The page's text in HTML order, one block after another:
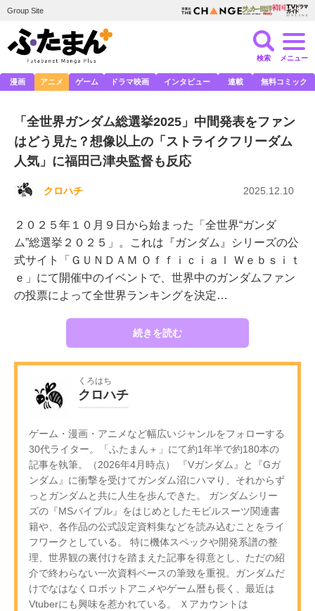
Group Site
検索 メニュー
漫画 アニメ ゲーム ドラマ映画 インタビュー 連載 無料コミック
「全世界ガンダム総選挙2025」中間発表をファン
はどう見た？想像以上の「ストライクフリーダム
人気」に福田己津央監督も反応
クロハチ 2025.12.10
２０２５年１０月９日から始まった「全世界“ガンダ
ム”総選挙２０２５」。これは『ガンダム』シリーズの公
式サイト「ＧＵＮＤＡＭ Ｏｆｆｉｃｉａｌ Ｗｅｂｓｉｔ
ｅ」にて開催中のイベントで、世界中のガンダムファン
の投票によって全世界ランキングを決定…
続きを読む
くろはち
クロハチ
ゲーム・漫画・アニメなど幅広いジャンルをフォローする
30代ライター。「ふたまん＋」にて約1年半で約180本の
記事を執筆。（2026年4月時点） 『Vガンダム』と『Gガ
ンダム』に衝撃を受けてガンダム沼にハマり、それからず
っとガンダムと共に人生を歩んできた。 ガンダムシリー
ズの『MSバイブル』をはじめとしたモビルスーツ関連書
籍や、各作品の公式設定資料集などを読み込むことをライ
フワークとしている。 特に機体スペックや開発系譜の整
理、世界観の裏付けを踏まえた記事を得意とし、ただの紹
介で終わらない一次資料ベースの筆致を重視。ガンダムだ
けでなはなくロボットアニメやゲーム暦も長く、最近は
Vtuberにも興味を惹かれている。 Ｘアカウントは